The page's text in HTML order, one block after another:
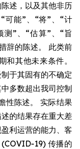
述，以及其他非历
可能”、“将”、“计
测”、“估算”、“旨
辞的陈述。 此类前
和其他未来条件。
于其固有的不确定
多数超出我司控制
性陈述。 实际结果
的结果存在重大差
利运营的能力、客
19) 传播的